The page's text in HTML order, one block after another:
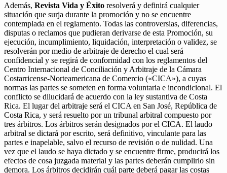
Además, Revista Vida y Éxito resolverá y definirá cualquier
situación que surja durante la promoción y no se encuentre
contemplada en el reglamento. Todas las controversias, diferencias,
disputas o reclamos que pudieran derivarse de esta Promoción, su
ejecución, incumplimiento, liquidación, interpretación o validez, se
resolverán por medio de arbitraje de derecho el cual será
confidencial y se regirá de conformidad con los reglamentos del
Centro Internacional de Conciliación y Arbitraje de la Cámara
Costarricense-Norteamericana de Comercio («CICA»), a cuyas
normas las partes se someten en forma voluntaria e incondicional. El
conflicto se dilucidará de acuerdo con la ley sustantiva de Costa
Rica. El lugar del arbitraje será el CICA en San José, República de
Costa Rica, y será resuelto por un tribunal arbitral compuesto por
tres árbitros. Los árbitros serán designados por el CICA. El laudo
arbitral se dictará por escrito, será definitivo, vinculante para las
partes e inapelable, salvo el recurso de revisión o de nulidad. Una
vez que el laudo se haya dictado y se encuentre firme, producirá los
efectos de cosa juzgada material y las partes deberán cumplirlo sin
demora. Los árbitros decidirán cuál parte deberá pagar las costas